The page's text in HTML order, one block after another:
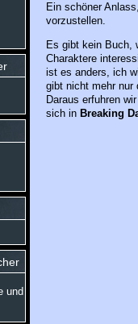
und
Ein schöner
vorzustellen.
Es gibt kein Buch,
Charaktere
ist es anders, ich
gibt nicht mehr nur
Daraus erfuhren
sich in Breaking